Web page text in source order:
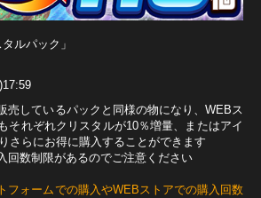
ルパック」
売しているパックと同様の物になり、WEBス
それぞれクリスタルが10％増量、またはアイ
さらにお得に購入することができます
回数制限があるのでご注意ください
フォームでの購入やWEBストアでの購入回数